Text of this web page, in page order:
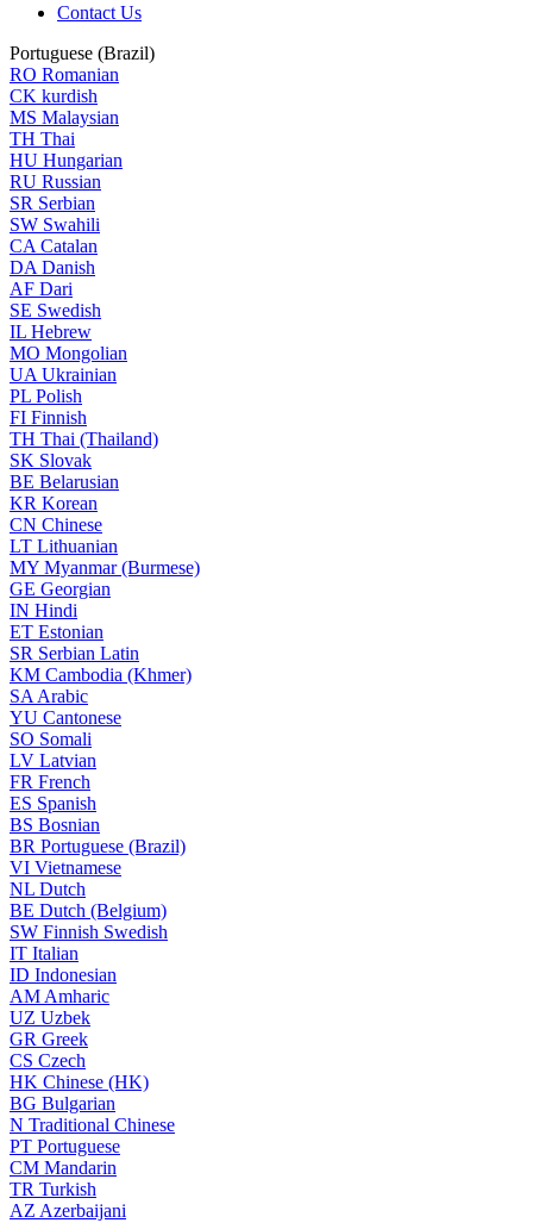
Contact Us
Portuguese (Brazil)
RO Romanian
CK kurdish
MS Malaysian
TH Thai
HU Hungarian
RU Russian
SR Serbian
SW Swahili
CA Catalan
DA Danish
AF Dari
SE Swedish
IL Hebrew
MO Mongolian
UA Ukrainian
PL Polish
FI Finnish
TH Thai (Thailand)
SK Slovak
BE Belarusian
KR Korean
CN Chinese
LT Lithuanian
MY Myanmar (Burmese)
GE Georgian
IN Hindi
ET Estonian
SR Serbian Latin
KM Cambodia (Khmer)
SA Arabic
YU Cantonese
SO Somali
LV Latvian
FR French
ES Spanish
BS Bosnian
BR Portuguese (Brazil)
VI Vietnamese
NL Dutch
BE Dutch (Belgium)
SW Finnish Swedish
IT Italian
ID Indonesian
AM Amharic
UZ Uzbek
GR Greek
CS Czech
HK Chinese (HK)
BG Bulgarian
N Traditional Chinese
PT Portuguese
CM Mandarin
TR Turkish
AZ Azerbaijani